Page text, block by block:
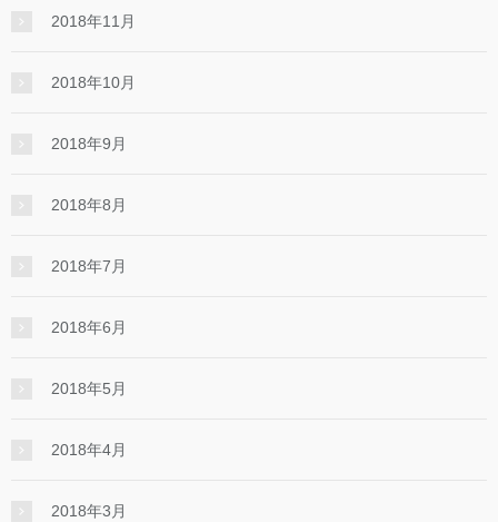
2018年11月
2018年10月
2018年9月
2018年8月
2018年7月
2018年6月
2018年5月
2018年4月
2018年3月